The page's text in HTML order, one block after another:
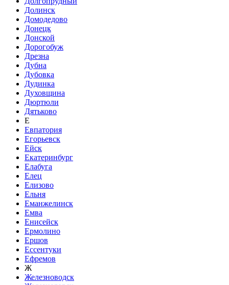
Долинск
Домодедово
Донецк
Донской
Дорогобуж
Дрезна
Дубна
Дубовка
Дудинка
Духовщина
Дюртюли
Дятьково
Е
Евпатория
Егорьевск
Ейск
Екатеринбург
Елабуга
Елец
Елизово
Ельня
Еманжелинск
Емва
Енисейск
Ермолино
Ершов
Ессентуки
Ефремов
Ж
Железноводск